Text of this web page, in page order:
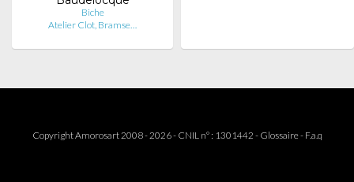
Biche
Atelier Clot, Bramse…
Copyright Amorosart 2008 - 2026 - CNIL n° : 1301442 - Glossaire- F.a.q